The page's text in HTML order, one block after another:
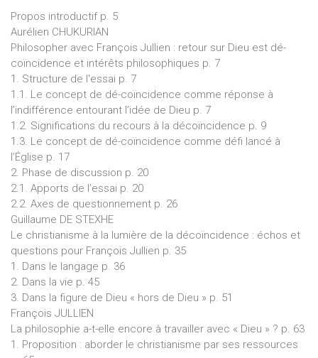
Propos introductif p. 5
Aurélien CHUKURIAN
Philosopher avec François Jullien : retour sur Dieu est dé-
coïncidence et intérêts philosophiques p. 7
1. Structure de l'essai p. 7
1.1. Le concept de dé-coïncidence comme réponse à
l’indifférence entourant l’idée de Dieu p. 7
1.2. Significations du recours à la décoïncidence p. 9
1.3. Le concept de dé-coïncidence comme défi lancé à
l’Église p. 17
2. Phase de discussion p. 20
2.1. Apports de l’essai p. 20
2.2. Axes de questionnement p. 26
Guillaume DE STEXHE
Le christianisme à la lumière de la décoïncidence : échos et
questions pour François Jullien p. 35
1. Dans le langage p. 36
2. Dans la vie p. 45
3. Dans la figure de Dieu « hors de Dieu » p. 51
François JULLIEN
La philosophie a-t-elle encore à travailler avec « Dieu » ? p. 63
1. Proposition : aborder le christianisme par ses ressources